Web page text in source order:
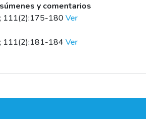
y comentarios
111(2):175-180Ver
111(2):181-184 Ver